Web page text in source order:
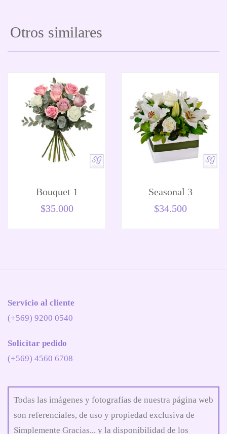
Otros similares
Bouquet 1
$35.000
Seasonal 3
$34.500
Servicio al cliente
(+569) 9200 0540
Solicitar pedido
(+569) 4560 6708
Todas las imágenes y fotografías de nuestra página web
son referenciales, de uso y propiedad exclusiva de
Simplemente Gracias... y la disponibilidad de los